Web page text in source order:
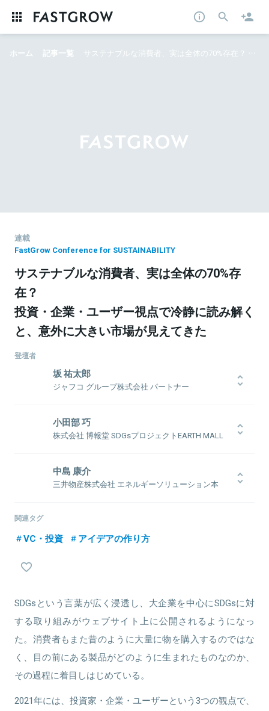
ホーム 記事一覧 サステナブルな消費者、実は全体の70%存在？ 投資・企業・ユーザー視点で冷静に読み解くと、意外に大きい市場が見えてきた
連載
FastGrow Conference for SUSTAINABILITY
サステナブルな消費者、実は全体の70%存
在？
投資・企業・ユーザー視点で冷静に読み解く
と、意外に大きい市場が見えてきた
登壇者
坂 祐太郎
ジャフコ グループ株式会社 パートナー
ード、Chatwork、WACUL、GIFMAGAZINE、スマイループス、
papelook等。ForbesJapan社主催『日本で最も影響力のあるベンチ
ャー投資家ランキング』2017年第2位。
小田部 巧
株式会社 博報堂 SDGsプロジェクトEARTH MALL
1980年生まれ。慶應義塾大学大学院政策・メディア研究科卒。 2004
年博報堂入社。マーケティング局、クロスメディアビジネスセンタ
ティング部、2013年より HAKUHODO THE DAY を経て、現職。​国内
クライアントを中心に、マーケティング戦略からエグゼキューショ
ンまでのトータルなコミュニケーションデザインを行う。電気自動
飲料、精密機械など幅広い経験がある。​
個人的にNPO活動にも携わっており、業務でも企業や行政、市民な
最近ではSDGsの17の目標の１つである「持続可能な生産と消費」をテ
ーマにした「未来を変える買い物企画」を推進。​
中島 康介
三井物産株式会社 エネルギーソリューション本
1975年生まれ。早稲田大学理工学部土木工学科卒業。1997年に三井
物産に入社以来、金属部門でベースメタル・鉄鉱石などの資源に関
わるほか、インドの鉄鉱石会社への出向、 リチウム・コバルトなど
合戦略室では、さまざまな部門の担当とともに自動車業界全体を俯
瞰しながら新規戦略の企画、事業化を推進。2010年以来一貫してEV
年4月より現職。
関連情報をみる
関連タグ
VC・投資 アイデアの作り方
SDGsという言葉が広く浸透し、大企業を中心にSDGsに対
する取り組みがウェブサイト上に公開されるようになっ
た。消費者もまた昔のように大量に物を購入するのではな
く、目の前にある製品がどのように生まれたものなのか、
その過程に着目しはじめている。
2021年には、投資家・企業・ユーザーという3つの観点で、